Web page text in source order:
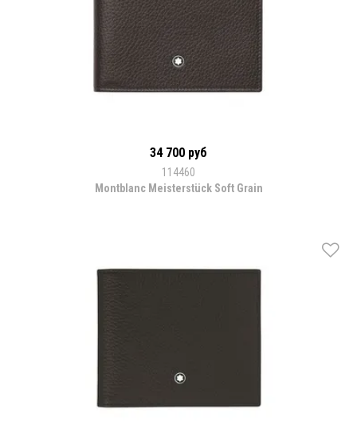
34 700 руб
114460
Montblanc Meisterstück Soft Grain